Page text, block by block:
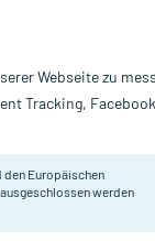
durch Aufsaugen
Tamponaden
Webseite zu
Tracking, Facebook
den Europäischen
ausgeschlossen werden